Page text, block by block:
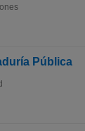
Pública